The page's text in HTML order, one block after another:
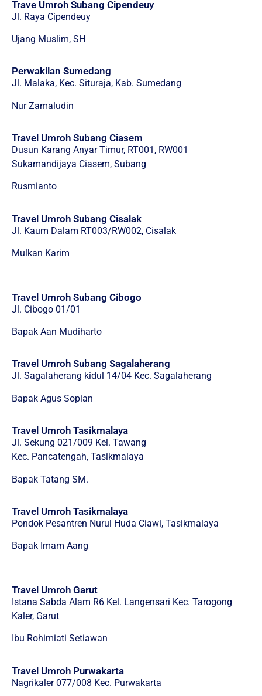
Trave Umroh Subang Cipendeuy
Jl. Raya Cipendeuy
Ujang Muslim, SH
Perwakilan Sumedang
Jl. Malaka, Kec. Situraja, Kab. Sumedang
Nur Zamaludin
Travel Umroh Subang Ciasem
Dusun Karang Anyar Timur, RT001, RW001
Sukamandijaya Ciasem, Subang
Rusmianto
Travel Umroh Subang Cisalak
Jl. Kaum Dalam RT003/RW002, Cisalak
Mulkan Karim
Travel Umroh Subang Cibogo
Jl. Cibogo 01/01
Bapak Aan Mudiharto
Travel Umroh Subang Sagalaherang
Jl. Sagalaherang kidul 14/04 Kec. Sagalaherang
Bapak Agus Sopian
Travel Umroh Tasikmalaya
Jl. Sekung 021/009 Kel. Tawang
Kec. Pancatengah, Tasikmalaya
Bapak Tatang SM.
Travel Umroh Tasikmalaya
Pondok Pesantren Nurul Huda Ciawi, Tasikmalaya
Bapak Imam Aang
Travel Umroh Garut
Istana Sabda Alam R6 Kel. Langensari Kec. Tarogong
Kaler, Garut
Ibu Rohimiati Setiawan
Travel Umroh Purwakarta
Nagrikaler 077/008 Kec. Purwakarta